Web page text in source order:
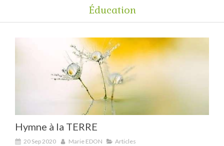
Éducation
Hymne à la TERRE
20 Sep 2020 Marie EDON Articles